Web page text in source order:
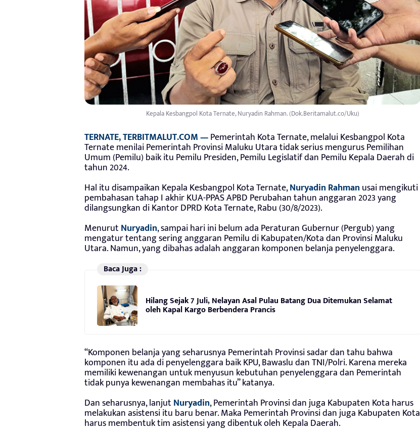
Kepala Kesbangpol Kota Ternate, Nuryadin Rahman. (Dok.Beritamalut.co/Uku)
TERNATE, TERBITMALUT.COM —Pemerintah Kota Ternate, melalui Kesbangpol Kota
Ternate menilai Pemerintah Provinsi Maluku Utara tidak serius mengurus Pemilihan
Umum (Pemilu) baik itu Pemilu Presiden, Pemilu Legislatif dan Pemilu Kepala Daerah di
tahun 2024.
Hal itu disampaikan Kepala Kesbangpol Kota Ternate,Nuryadin Rahman usai mengikuti
pembahasan tahap I akhir KUA-PPAS APBD Perubahan tahun anggaran 2023 yang
dilangsungkan di Kantor DPRD Kota Ternate, Rabu (30/8/2023).
Menurut Nuryadin, sampai hari ini belum ada Peraturan Gubernur (Pergub) yang
mengatur tentang sering anggaran Pemilu di Kabupaten/Kota dan Provinsi Maluku
Utara. Namun, yang dibahas adalah anggaran komponen belanja penyelenggara.
Baca Juga :
Hilang Sejak 7 Juli, Nelayan Asal Pulau Batang Dua Ditemukan Selamat
oleh Kapal Kargo Berbendera Prancis
“Komponen belanja yang seharusnya Pemerintah Provinsi sadar dan tahu bahwa
komponen itu ada di penyelenggara baik KPU, Bawaslu dan TNI/Polri. Karena mereka
memiliki kewenangan untuk menyusun kebutuhan penyelenggara dan Pemerintah
tidak punya kewenangan membahas itu” katanya.
Dan seharusnya, lanjut Nuryadin, Pemerintah Provinsi dan juga Kabupaten Kota harus
melakukan asistensi itu baru benar. Maka Pemerintah Provinsi dan juga Kabupaten Kota
harus membentuk tim asistensi yang dibentuk oleh Kepala Daerah.